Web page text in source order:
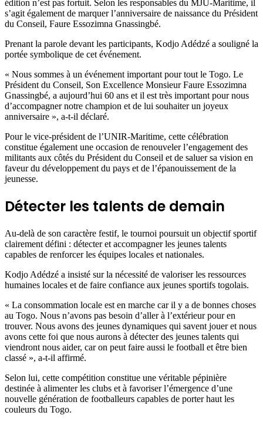
édition n’est pas fortuit. Selon les responsables du MJU-Maritime, il
s’agit également de marquer l’anniversaire de naissance du Président
du Conseil, Faure Essozimna Gnassingbé.
Prenant la parole devant les participants, Kodjo Adédzé a souligné la
portée symbolique de cet événement.
« Nous sommes à un événement important pour tout le Togo. Le
Président du Conseil, Son Excellence Monsieur Faure Essozimna
Gnassingbé, a aujourd’hui 60 ans et il est très important pour nous
d’accompagner notre champion et de lui souhaiter un joyeux
anniversaire », a-t-il déclaré.
Pour le vice-président de l’UNIR-Maritime, cette célébration
constitue également une occasion de renouveler l’engagement des
militants aux côtés du Président du Conseil et de saluer sa vision en
faveur du développement du pays et de l’épanouissement de la
jeunesse.
Détecter les talents de demain
Au-delà de son caractère festif, le tournoi poursuit un objectif sportif
clairement défini : détecter et accompagner les jeunes talents
capables de renforcer les équipes locales et nationales.
Kodjo Adédzé a insisté sur la nécessité de valoriser les ressources
humaines locales et de faire confiance aux jeunes sportifs togolais.
« La consommation locale est en marche car il y a de bonnes choses
au Togo. Nous n’avons pas besoin d’aller à l’extérieur pour en
trouver. Nous avons des jeunes dynamiques qui savent jouer et nous
avons cette foi que nous aurons à détecter des jeunes talents qui
viendront nous aider, car on peut faire aussi le football et être bien
classé », a-t-il affirmé.
Selon lui, cette compétition constitue une véritable pépinière
destinée à alimenter les clubs et à favoriser l’émergence d’une
nouvelle génération de footballeurs capables de porter haut les
couleurs du Togo.